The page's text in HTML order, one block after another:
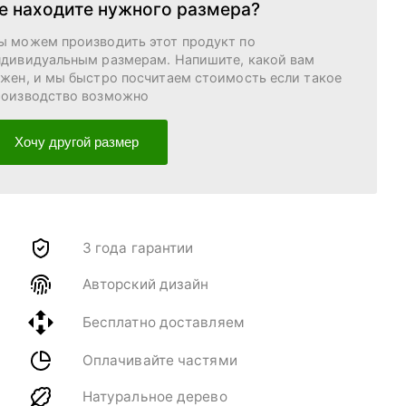
находите нужного размера?
можем производить этот продукт по
размерам. Напишите, какой вам
и мы быстро посчитаем стоимость если такое
возможно
Хочу другой размер
3 года гарантии
Авторский дизайн
Бесплатно доставляем
Оплачивайте частями
Натуральное дерево